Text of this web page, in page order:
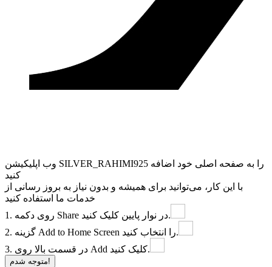
وب ‌اپلیکیشن SILVER_RAHIMI925 را به صفحه اصلی خود اضافه
کنید
با این کار، می‌توانید برای همیشه و بدون نیاز به بروز ‌رسانی از
خدمات ما استفاده کنید
Share
در نوار پایین کلیک کنید.
Add to Home Screen
را انتخاب کنید.
Add کلیک کنید.
متوجه شدم!